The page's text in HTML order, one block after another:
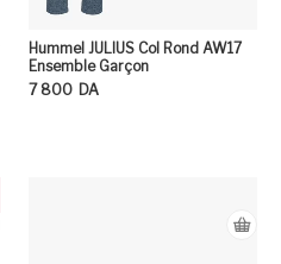
Hummel JULIUS Col Rond AW17
Ensemble Garçon
7 800 DA